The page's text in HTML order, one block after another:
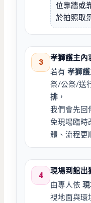
位靠牆或
於拍照取
3
孝獅護主內
若有孝獅
祭/公祭/送
排 ，
我們會先回
免現場臨
體、流程更
4
現場到館出
由專人依
視地面與環